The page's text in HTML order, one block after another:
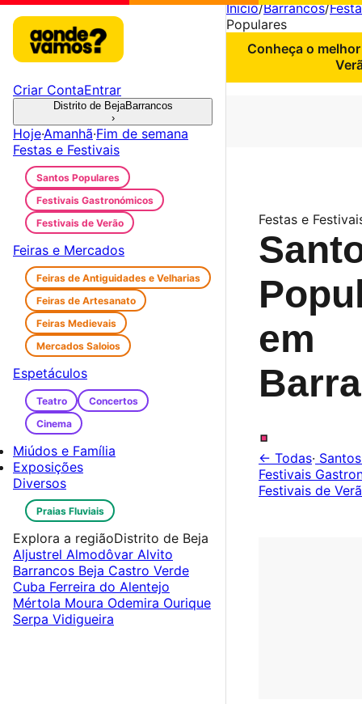
Início/Barrancos/
Populares
Conheça o
Festas e
em
.
← Todas·
Festivais
Festivais de
Criar ContaEntrar
Distrito de BejaBarrancos
›
Hoje·Amanhã·Fim de semana
Festas e Festivais
Santos Populares
Festivais Gastronómicos
Festivais de Verão
Feiras e Mercados
Feiras de Antiguidades e Velharias
Feiras de Artesanato
Feiras Medievais
Mercados Saloios
Espetáculos
Teatro
Concertos
Cinema
Miúdos e Família
Exposições
Diversos
Praias Fluviais
Explora a regiãoDistrito de Beja
Aljustrel Almodôvar Alvito
Barrancos Beja Castro Verde
Cuba Ferreira do Alentejo
Mértola Moura Odemira Ourique
Serpa Vidigueira